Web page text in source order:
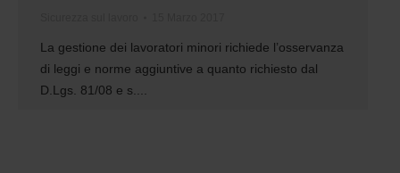
La gestione dei lavoratori minori richiede l’osservanza
di leggi e norme aggiuntive a quanto richiesto dal
D.Lgs. 81/08 e s....